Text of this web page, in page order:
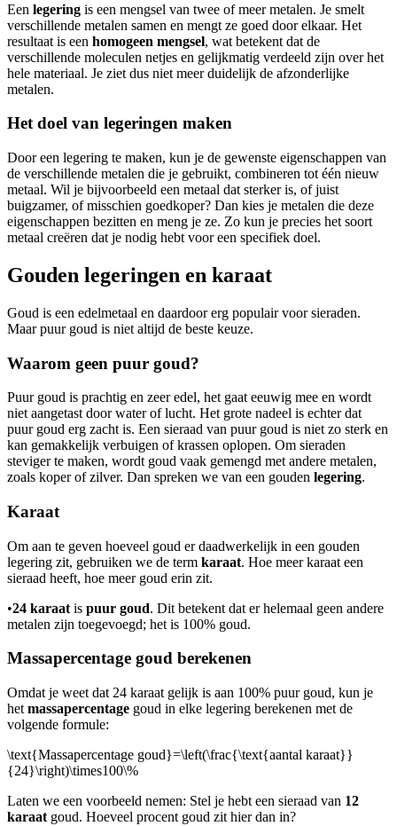
Een legering is een mengsel van twee of meer metalen. Je smelt
verschillende metalen samen en mengt ze goed door elkaar. Het
resultaat is een homogeen mengsel, wat betekent dat de
verschillende moleculen netjes en gelijkmatig verdeeld zijn over het
hele materiaal. Je ziet dus niet meer duidelijk de afzonderlijke
metalen.
Het doel van legeringen maken
Door een legering te maken, kun je de gewenste eigenschappen van
de verschillende metalen die je gebruikt, combineren tot één nieuw
metaal. Wil je bijvoorbeeld een metaal dat sterker is, of juist
buigzamer, of misschien goedkoper? Dan kies je metalen die deze
eigenschappen bezitten en meng je ze. Zo kun je precies het soort
metaal creëren dat je nodig hebt voor een specifiek doel.
Gouden legeringen en karaat
Goud is een edelmetaal en daardoor erg populair voor sieraden.
Maar puur goud is niet altijd de beste keuze.
Waarom geen puur goud?
Puur goud is prachtig en zeer edel, het gaat eeuwig mee en wordt
niet aangetast door water of lucht. Het grote nadeel is echter dat
puur goud erg zacht is. Een sieraad van puur goud is niet zo sterk en
kan gemakkelijk verbuigen of krassen oplopen. Om sieraden
steviger te maken, wordt goud vaak gemengd met andere metalen,
zoals koper of zilver. Dan spreken we van een gouden legering.
Karaat
Om aan te geven hoeveel goud er daadwerkelijk in een gouden
legering zit, gebruiken we de term karaat. Hoe meer karaat een
sieraad heeft, hoe meer goud erin zit.
•24 karaat is puur goud. Dit betekent dat er helemaal geen andere
metalen zijn toegevoegd; het is 100% goud.
Massapercentage goud berekenen
Omdat je weet dat 24 karaat gelijk is aan 100% puur goud, kun je
het massapercentage goud in elke legering berekenen met de
volgende formule:
\text{Massapercentage goud}=\left(\frac{\text{aantal karaat}}
{24}\right)\times100\%
Laten we een voorbeeld nemen: Stel je hebt een sieraad van 12
karaat goud. Hoeveel procent goud zit hier dan in?